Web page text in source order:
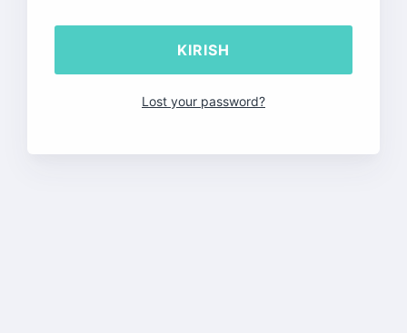
Lost your password?